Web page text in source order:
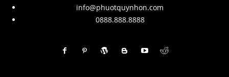
info@phuotquynhon.com
0888.888.8888